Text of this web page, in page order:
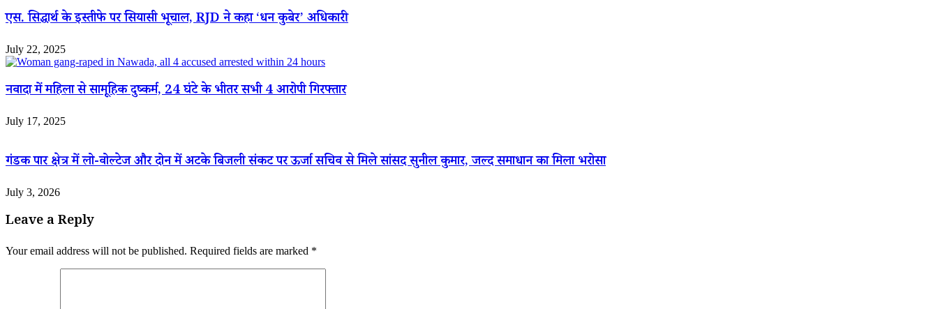
एस. सिद्धार्थ के इस्तीफे पर सियासी भूचाल, RJD ने कहा ‘धन कुबेर’ अधिकारी
July 22, 2025
नवादा में महिला से सामूहिक दुष्कर्म, 24 घंटे के भीतर सभी 4 आरोपी गिरफ्तार
July 17, 2025
गंडक पार क्षेत्र में लो-वोल्टेज और दोन में अटके बिजली संकट पर ऊर्जा सचिव से मिले सांसद सुनील कुमार, जल्द समाधान का मिला भरोसा
July 3, 2026
Leave a Reply
Your email address will not be published. Required fields are marked *